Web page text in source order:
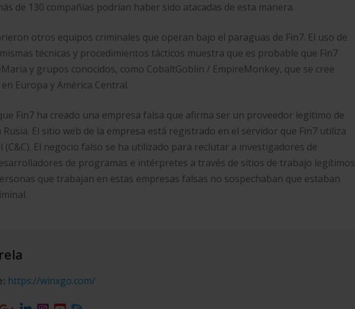
de 130 compañías podrían haber sido atacadas de esta manera.
otros equipos criminales que operan bajo el paraguas de Fin7. El uso de
técnicas y procedimientos tácticos muestra que es probable que Fin7
y grupos conocidos, como CobaltGoblin / EmpireMonkey, que se cree
Europa y América Central.
Fin7 ha creado una empresa falsa que afirma ser un proveedor legítimo de
El sitio web de la empresa está registrado en el servidor que Fin7 utiliza
El negocio falso se ha utilizado para reclutar a investigadores de
de programas e intérpretes a través de sitios de trabajo legítimos
que trabajan en estas empresas falsas no sospechaban que estaban
https://winxgo.com/